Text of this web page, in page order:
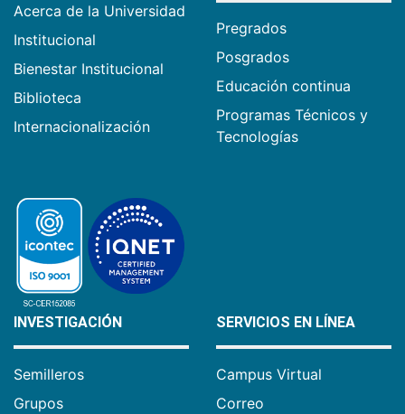
Acerca de la Universidad
Institucional
Bienestar Institucional
Biblioteca
Internacionalización
Pregrados
Posgrados
Educación continua
Programas Técnicos y
Tecnologías
INVESTIGACIÓN
Semilleros
Grupos
SERVICIOS EN LÍNEA
Campus Virtual
Correo